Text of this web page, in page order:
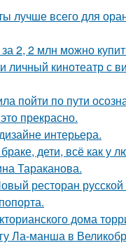
лучше всего для
2, 2 млн можно
личный кинотеатр с
пойти по пути
прекрасно.
интерьера.
дети, всё как у
Тараканова.
ресторан русской
дома
Ла-манша в